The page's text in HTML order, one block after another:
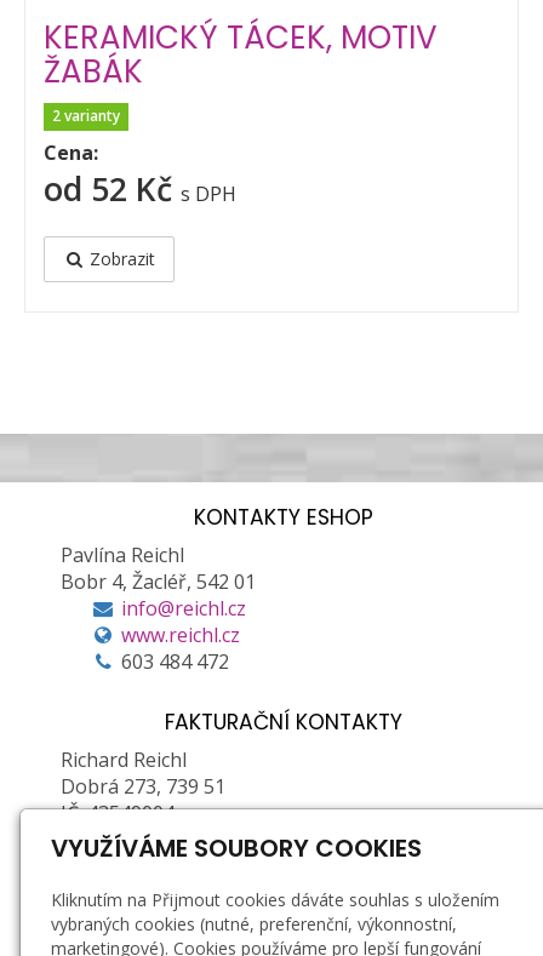
KERAMICKÝ TÁCEK, MOTIV
ŽABÁK
2 varianty
Cena:
od 52 Kč s DPH
Zobrazit
KONTAKTY ESHOP
Pavlína Reichl
Bobr 4, Žacléř, 542 01
info@reichl.cz
www.reichl.cz
603 484 472
FAKTURAČNÍ KONTAKTY
Richard Reichl
Dobrá 273, 739 51
IČ: 43549004
DIČ: CZ6603261907 (plátce DPH)
Zapsán u Obecního ŽÚ MÚ ve Frýdku-Místku, č.
j.: 01/2/21878P/36623/5, e. č.: 380202-71376-00
VYUŽÍVÁME SOUBORY COOKIES
Kliknutím na Přijmout cookies dáváte souhlas s uložením
vybraných cookies (nutné, preferenční, výkonnostní,
marketingové). Cookies používáme pro lepší fungování